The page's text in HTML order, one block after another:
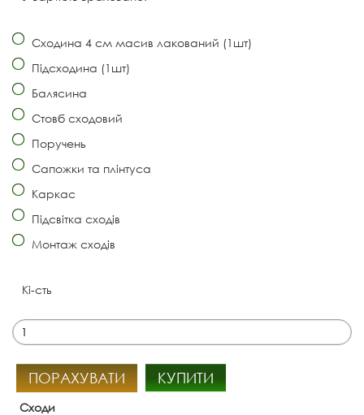
Сходина 4 см масив лакований (1шт)
Підсходина (1шт)
Балясина
Стовб сходовий
Поручень
Сапожки та плінтуса
Каркас
Підсвітка сходів
Монтаж сходів
Кі-сть
ПОРАХУВАТИ КУПИТИ
Сходи